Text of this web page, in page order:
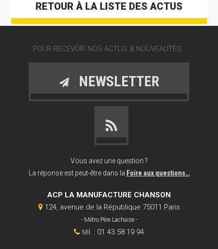
RETOUR À LA LISTE DES ACTUS
POUR RECEVOIR NOS ACTUS & NOUVEAUTÉS :
NEWSLETTER
Vous avez une question ?
La réponse est peut-être dans la Foire aux questions…
ACP LA MANUFACTURE CHANSON
124, avenue de la République 75011 Paris
- Métro Père Lachaise -
tél. : 01 43 58 19 94